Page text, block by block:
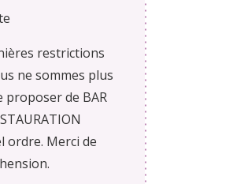
restrictions
ne sommes plus
proposer de BAR
ordre. Merci de